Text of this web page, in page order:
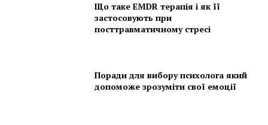
Що таке EMDR терапія і як її
застосовують при
посттравматичному стресі
Поради для вибору психолога який
допоможе зрозуміти свої емоції